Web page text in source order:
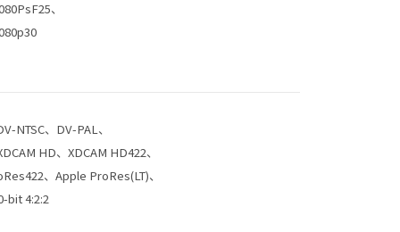
、
NTSC、DV-PAL、
HD、XDCAM HD422、
、Apple ProRes(LT)、
bit 4:2:2